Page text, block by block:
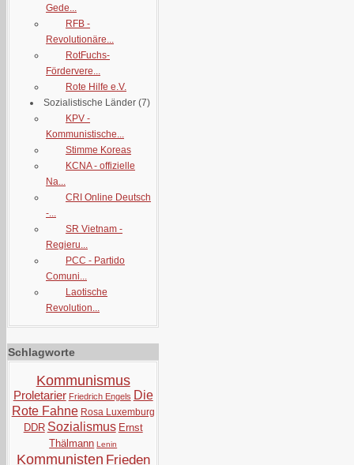
Gede...
RFB -
Revolutionäre...
RotFuchs-
Fördervere...
Rote Hilfe e.V.
Sozialistische Länder (7)
KPV -
Kommunistische...
Stimme Koreas
KCNA - offizielle
Na...
CRI Online Deutsch
-...
SR Vietnam -
Regieru...
PCC - Partido
Comuni...
Laotische
Revolution...
Schlagworte
Kommunismus
Proletarier Friedrich Engels Die
Rote Fahne Rosa Luxemburg
DDR Sozialismus Ernst
Thälmann Lenin
Kommunisten Frieden